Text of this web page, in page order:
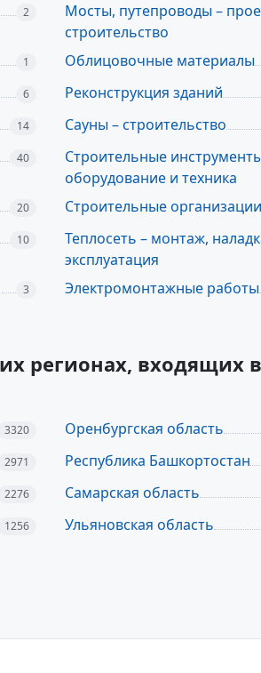
2
Мосты, путепроводы –
строительство
1 Облицовочные материалы
6 Реконструкция зданий
14 Сауны – строительство
40
Строительные
оборудование и техника
20 Строительные организации
10
Теплосеть – монтаж,
эксплуатация
3 Электромонтажные работы
регионах, входящих в
3320 Оренбургская область
2971 Республика Башкортостан
2276 Самарская область
1256 Ульяновская область